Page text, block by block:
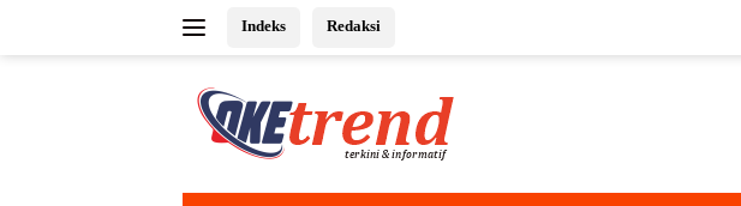
Indeks Redaksi